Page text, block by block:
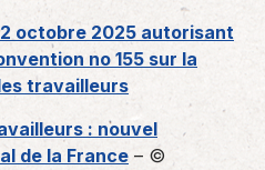
octobre 2025 autorisant
no 155 sur la
travailleurs
: nouvel
de la France – ©